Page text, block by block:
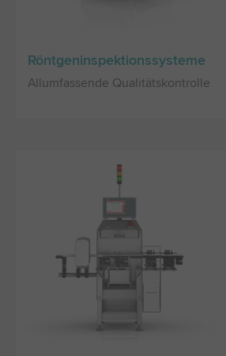
Röntgeninspektionssysteme
Allumfassende Qualitätskontrolle